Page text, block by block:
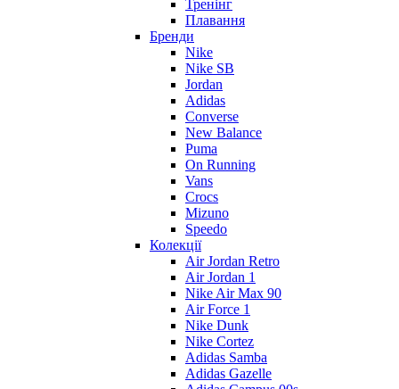
Тренінг
Плавання
Бренди
Nike
Nike SB
Jordan
Adidas
Converse
New Balance
Puma
On Running
Vans
Crocs
Mizuno
Speedo
Колекції
Air Jordan Retro
Air Jordan 1
Nike Air Max 90
Air Force 1
Nike Dunk
Nike Cortez
Adidas Samba
Adidas Gazelle